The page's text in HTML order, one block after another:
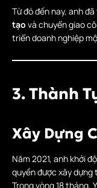
Từ đó đến nay, anh
tạo và chuyển giao
triển doanh nghiệp
3. Thành
Xây Dựng
Năm 2021, anh khởi
quyền được xây dựng
Trong vòng 18 tháng,